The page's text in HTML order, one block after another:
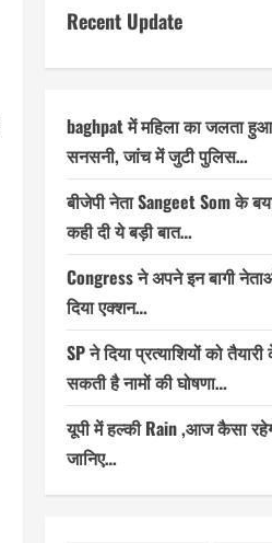
Recent Update
baghpat में महिला का जलता
सनसनी, जांच में जुटी पुलिस…
बीजेपी नेता Sangeet Som के
कही दी ये बड़ी बात…
Congress ने अपने इन बागी
दिया एक्शन…
SP ने दिया प्रत्याशियों को
सकती है नामों की घोषणा…
यूपी में हल्की Rain ,आज कैसा
जानिए…